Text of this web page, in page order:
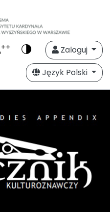
++
Zaloguj
Język Polski